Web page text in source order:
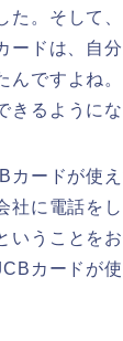
た。そして
ードは、自
んですよね
きるようにな
カードが使
社に電話を
いうことを
カードが